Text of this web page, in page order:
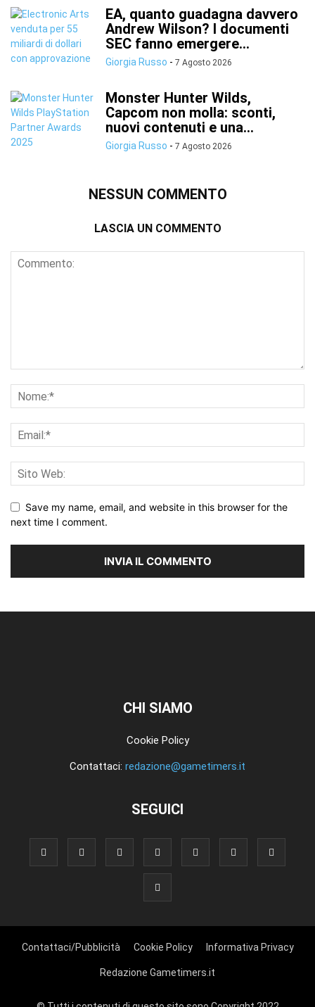
EA, quanto guadagna davvero
Andrew Wilson? I documenti
SEC fanno emergere...
Giorgia Russo - 7 Agosto 2026
Monster Hunter Wilds,
Capcom non molla: sconti,
nuovi contenuti e una...
Giorgia Russo - 7 Agosto 2026
NESSUN COMMENTO
LASCIA UN COMMENTO
Save my name, email, and website in this browser for the
next time I comment.
CHI SIAMO
Cookie Policy
Contattaci: redazione@gametimers.it
SEGUICI
Contattaci/Pubblicità Cookie Policy Informativa Privacy
Redazione Gametimers.it